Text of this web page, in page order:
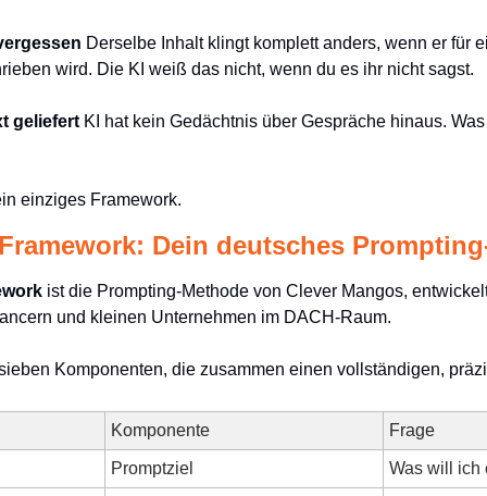
Derselbe Inhalt klingt komplett anders, wenn er für
wird. Die KI weiß das nicht, wenn du es ihr nicht sagst.
geliefert KI hat kein Gedächtnis über Gespräche hinaus.
einziges Framework.
Dein deutsches
ist die Prompting-Methode von Clever Mangos,
und kleinen Unternehmen im DACH-Raum.
Komponenten, die zusammen einen vollständigen,
Komponente Frage
Promptziel Was will ich